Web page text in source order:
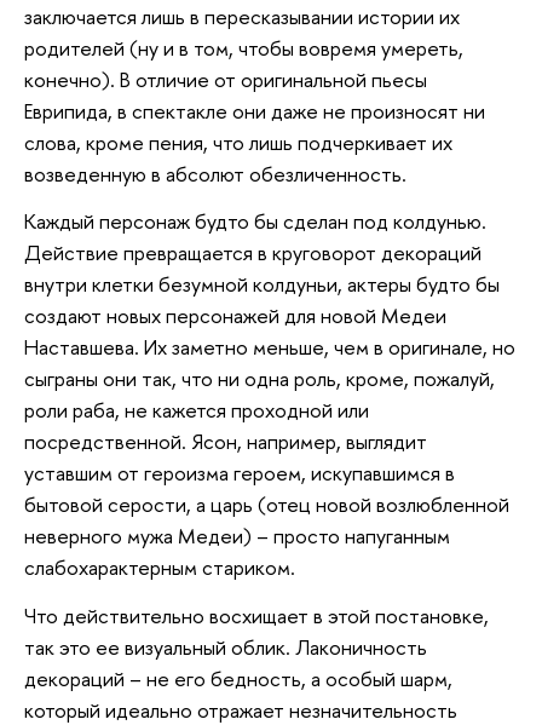
заключается лишь в пересказывании истории их
родителей (ну и в том, чтобы вовремя умереть,
конечно). В отличие от оригинальной пьесы
Еврипида, в спектакле они даже не произносят ни
слова, кроме пения, что лишь подчеркивает их
возведенную в абсолют обезличенность.
Каждый персонаж будто бы сделан под колдунью.
Действие превращается в круговорот декораций
внутри клетки безумной колдуньи, актеры будто бы
создают новых персонажей для новой Медеи
Наставшева. Их заметно меньше, чем в оригинале, но
сыграны они так, что ни одна роль, кроме, пожалуй,
роли раба, не кажется проходной или
посредственной. Ясон, например, выглядит
уставшим от героизма героем, искупавшимся в
бытовой серости, а царь (отец новой возлюбленной
неверного мужа Медеи) – просто напуганным
слабохарактерным стариком.
Что действительно восхищает в этой постановке,
так это ее визуальный облик. Лаконичность
декораций – не его бедность, а особый шарм,
который идеально отражает незначительность